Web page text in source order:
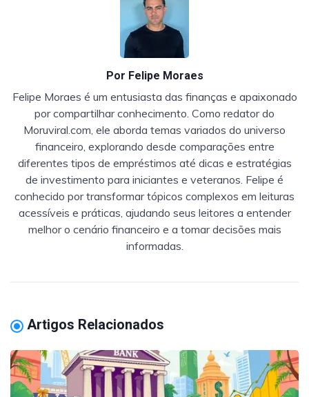
Por Felipe Moraes
Felipe Moraes é um entusiasta das finanças e apaixonado
por compartilhar conhecimento. Como redator do
Moruviral.com, ele aborda temas variados do universo
financeiro, explorando desde comparações entre
diferentes tipos de empréstimos até dicas e estratégias
de investimento para iniciantes e veteranos. Felipe é
conhecido por transformar tópicos complexos em leituras
acessíveis e práticas, ajudando seus leitores a entender
melhor o cenário financeiro e a tomar decisões mais
informadas.
Artigos Relacionados